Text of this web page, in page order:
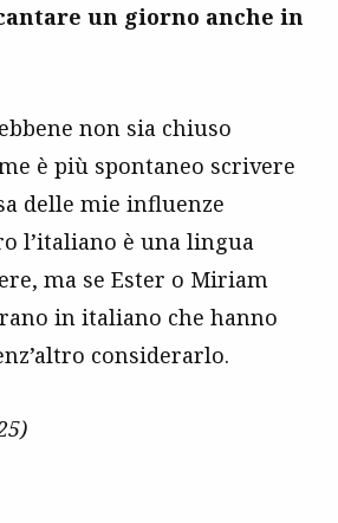
un giorno anche in
non sia chiuso
è più spontaneo scrivere
delle mie influenze
l’italiano è una lingua
ma se Ester o Miriam
in italiano che hanno
considerarlo.